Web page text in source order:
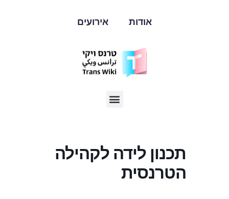
אודות אירועים
תכנון לידה לקהילה
הטרנסית